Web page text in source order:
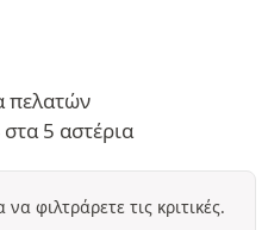
πελατών
5 αστέρια
φιλτράρετε τις κριτικές.